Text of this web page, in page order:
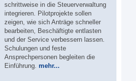
schrittweise in die Steuerverwaltung
integrieren. Pilotprojekte sollen
zeigen, wie sich Anträge schneller
bearbeiten, Beschäftigte entlasten
und der Service verbessern lassen.
Schulungen und feste
Ansprechpersonen begleiten die
Einführung. mehr...